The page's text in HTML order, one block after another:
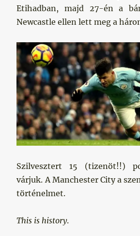
Etihadban, majd 27-én a
Newcastle ellen lett meg a
Szilvesztert 15 (tizenöt!!)
várjuk. A Manchester City a
történelmet.
This is history.